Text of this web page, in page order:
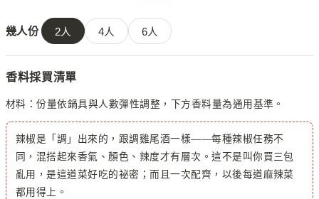
幾人份 2人 4人 6人
香料採買清單
材料：份量依鍋具與人數彈性調整，下方香料量為通用基準。
辣椒是「調」出來的，跟調雞尾酒一樣——每種辣椒任務不
同，混搭起來香氣、顏色、辣度才有層次。這不是叫你買三包
亂用，是這道菜好吃的祕密；而且一次配齊，以後每道麻辣菜
都用得上。